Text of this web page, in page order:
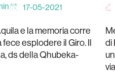
17-05-2021
e la memoria corre
fece esplodere il Giro. Il
ds della Qhubeka-
di